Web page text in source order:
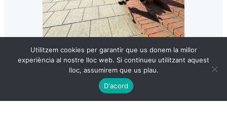
Utilitzem cookies per garantir que us donem la millor
experiència al nostre lloc web. Si continueu utilitzant aquest
lloc, assumirem que us plau.
D'acord